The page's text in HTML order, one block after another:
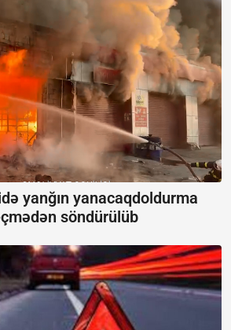
yanğın yanacaqdoldurma
söndürülüb